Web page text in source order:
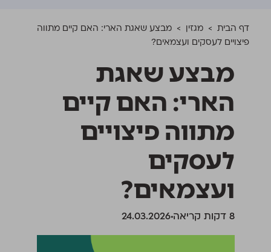
דף הבית > מגזין > מבצע שאגת הארי: האם קיים מתווה
פיצויים לעסקים ועצמאים?
מבצע שאגת
הארי: האם קיים
מתווה פיצויים
לעסקים
ועצמאים?
‫8 דקות קריאה 24.03.2026